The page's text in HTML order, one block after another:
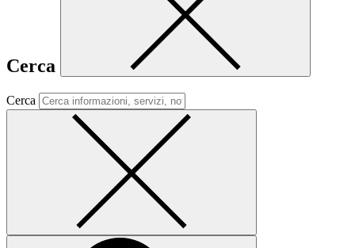
Cerca
Cerca